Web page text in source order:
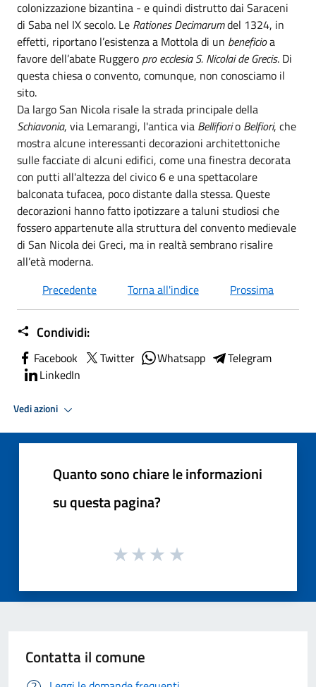
colonizzazione bizantina - e quindi distrutto dai Saraceni
di Saba nel IX secolo. Le Rationes Decimarumdel 1324, in
effetti, riportano l’esistenza a Mottola di un beneficioa
favore dell’abate Ruggero pro ecclesia S. Nicolai de Grecis. Di
questa chiesa o convento, comunque, non conosciamo il
sito.
Da largo San Nicola risale la strada principale della
Schiavonia, via Lemarangi, l'antica via Bellifiorio Belfiori, che
mostra alcune interessanti decorazioni architettoniche
sulle facciate di alcuni edifici, come una finestra decorata
con putti all'altezza del civico 6 e una spettacolare
balconata tufacea, poco distante dalla stessa. Queste
decorazioni hanno fatto ipotizzare a taluni studiosi che
fossero appartenute alla struttura del convento medievale
di San Nicola dei Greci, ma in realtà sembrano risalire
all’età moderna.
Precedente
Torna all'indice Prossima
Condividi:
Facebook Twitter Whatsapp
Telegram
LinkedIn
Vedi azioni
Quanto sono chiare le informazioni
su questa pagina?
Contatta il comune